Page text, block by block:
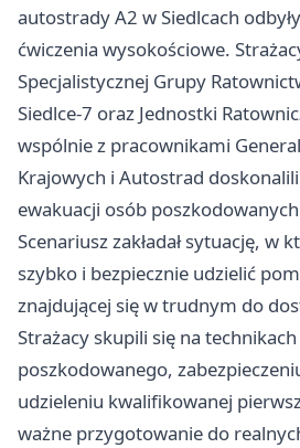
autostrady A2 w Siedlcach
ćwiczenia wysokościowe.
Specjalistycznej Grupy
Siedlce-7 oraz Jednostki
wspólnie z pracownikami
Krajowych i Autostrad
ewakuacji osób
Scenariusz zakładał sytuację, w
szybko i bezpiecznie udzielić
znajdującej się w trudnym do
Strażacy skupili się na
poszkodowanego,
udzieleniu kwalifikowanej
ważne przygotowanie do